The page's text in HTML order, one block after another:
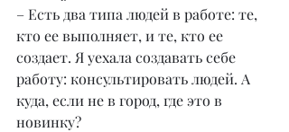
– Есть два типа людей в работе: те,
кто ее выполняет, и те, кто ее
создает. Я уехала создавать себе
работу: консультировать людей. А
куда, если не в город, где это в
новинку?